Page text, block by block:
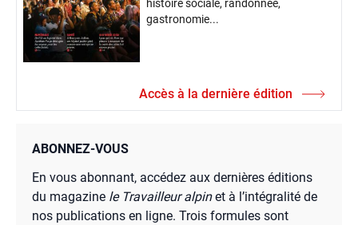
histoire sociale, randonnée,
gastronomie...
Accès à la dernière édition
ABONNEZ-VOUS
En vous abonnant, accédez aux dernières éditions
du magazine le Travailleur alpinet à l’intégralité de
nos publications en ligne. Trois formules sont